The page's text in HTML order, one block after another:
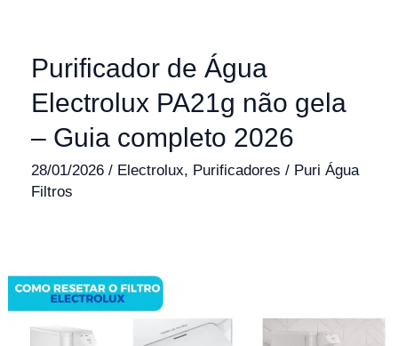
Purificador de Água
Electrolux PA21g não gela
– Guia completo 2026
28/01/2026 / Electrolux, Purificadores / Puri Água
Filtros